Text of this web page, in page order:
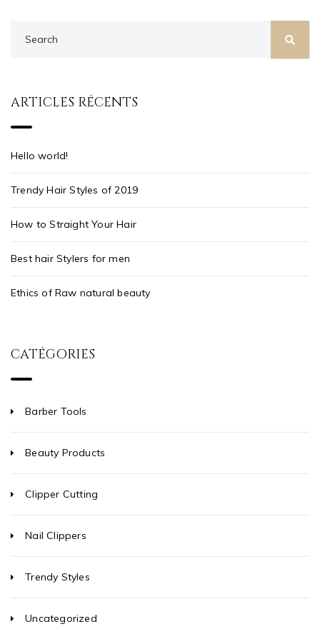
ARTICLES RÉCENTS
Hello world!
Trendy Hair Styles of 2019
How to Straight Your Hair
Best hair Stylers for men
Ethics of Raw natural beauty
CATÉGORIES
Barber Tools
Beauty Products
Clipper Cutting
Nail Clippers
Trendy Styles
Uncategorized